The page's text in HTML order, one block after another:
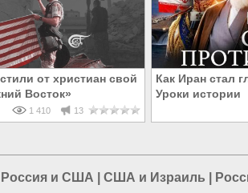
от христиан свой
Восток»
1 410 13
Как Иран стал
Уроки истории
Россия и США США и Израиль